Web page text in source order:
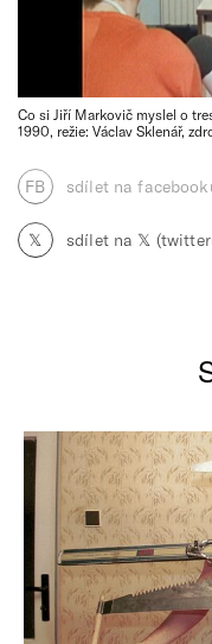
Co si Jiří Markovič myslel o
1990, režie: Václav Sklenář,
FB sdílet na
𝕏 sdílet na 𝕏